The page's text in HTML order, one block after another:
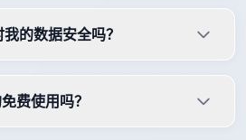
的数据安全吗？
费使用吗？